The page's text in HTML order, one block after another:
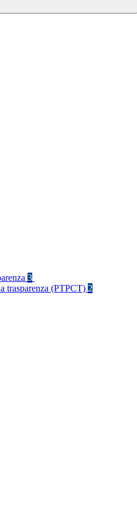
3
trasparenza (PTPCT) 2